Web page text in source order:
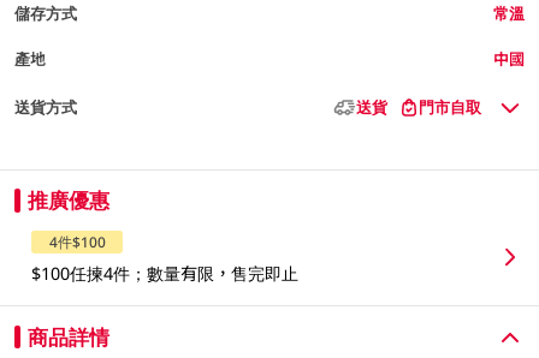
儲存方式 常溫
產地 中國
送貨方式 送貨 門市自取
推廣優惠
4件$100
$100任揀4件；數量有限，售完即止
商品詳情